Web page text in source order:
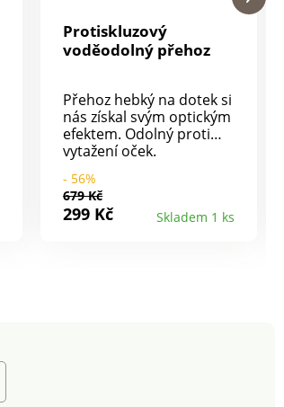
Protiskluzový
voděodolný přehoz
Přehoz hebký na dotek si
nás získal svým optickým
efektem. Odolný proti
vytažení oček.
skvrnám. Hebký na
dotek. Standard 100
podle Oeko-Tex. Tato
- 56%
679 Kč
299 Kč Skladem 1 ks